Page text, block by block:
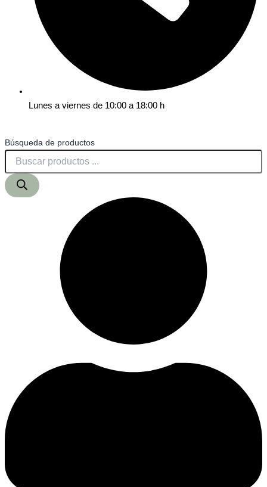
Lunes a viernes de 10:00 a 18:00 h
Búsqueda de productos